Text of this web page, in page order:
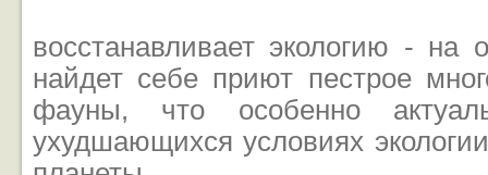
восстанавливает экологию - на
найдет себе приют пестрое
фауны, что особенно
ухудшающихся условиях